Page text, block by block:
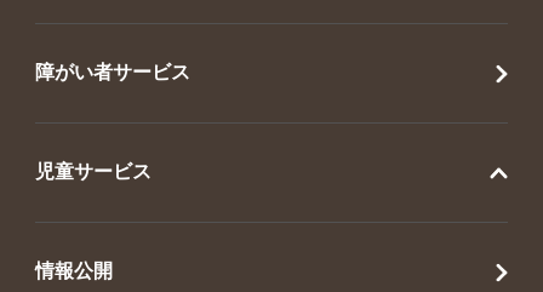
障がい者サービス
児童サービス
情報公開